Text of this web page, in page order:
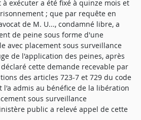
exécuter a été fixé à quinze mois et
; que par requête en
de M. U..., condamné libre, a
de peine sous forme d'une
avec placement sous surveillance
de l'application des peines, après
cette demande recevable par
des articles 723-7 et 729 du code
l'a admis au bénéfice de la libération
sous surveillance
public a relevé appel de cette